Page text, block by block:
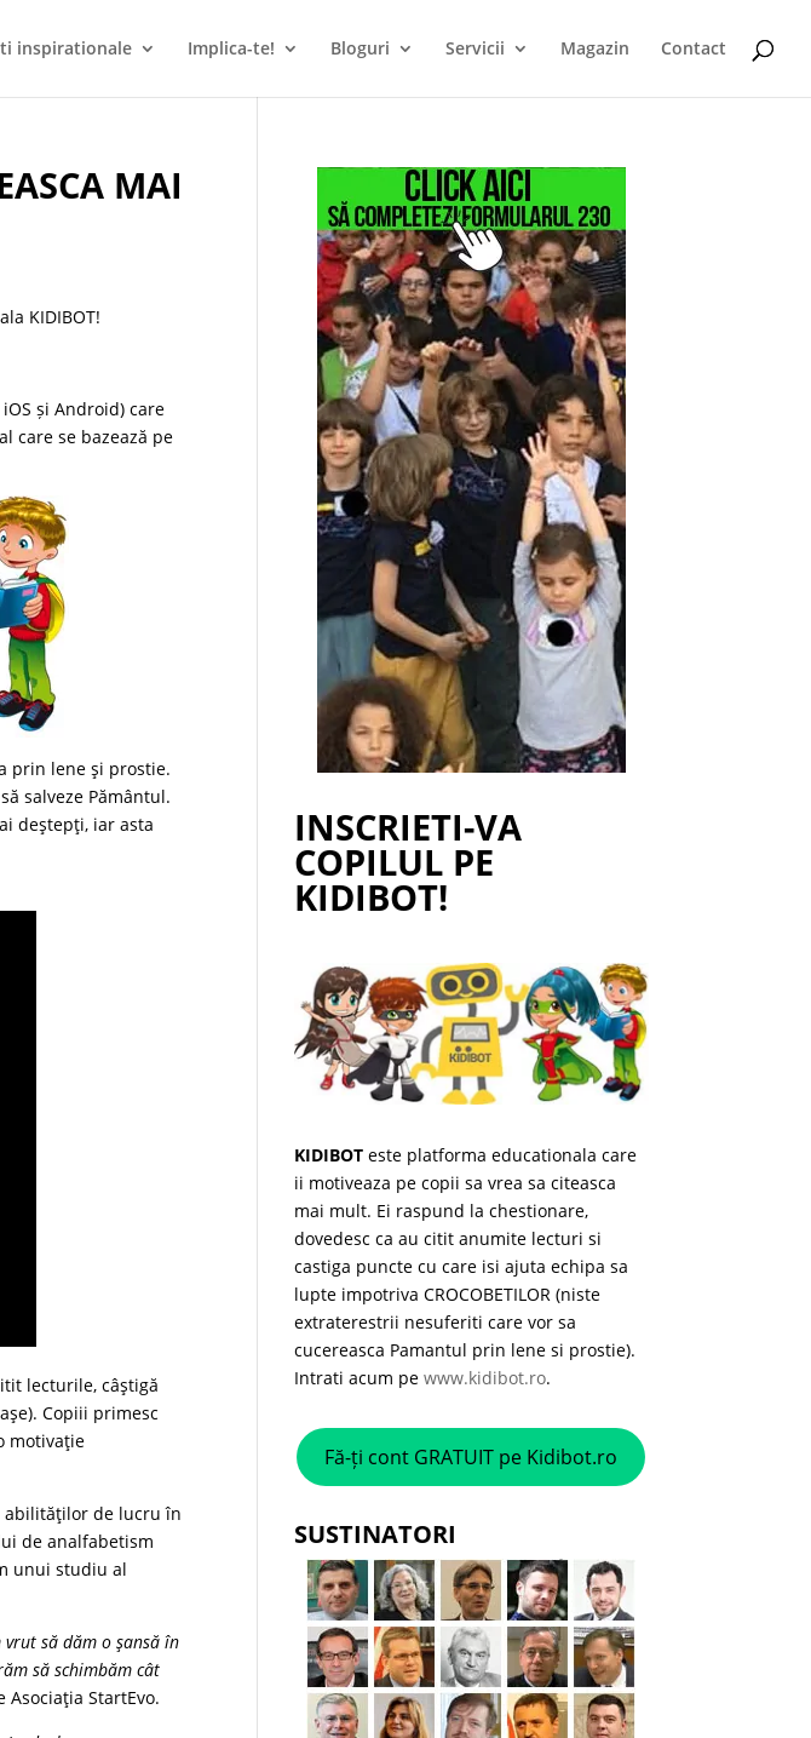
inspirationale Implica-te! Bloguri Servicii Magazin Contact
MAI
KIDIBOT!
și Android) care
care se bazează pe
prin lene şi prostie.
salveze Pământul.
deştepţi, iar asta
lecturile, câştigă
Copiii primesc
motivaţie
abilităţilor de lucru în
de analfabetism
unui studiu al
să dăm o şansă în
să schimbăm cât
StartEvo.
INSCRIETI-VA
COPILUL PE
KIDIBOT!
KIDIBOT este platforma educationala care
ii motiveaza pe copii sa vrea sa citeasca
mai mult. Ei raspund la chestionare,
dovedesc ca au citit anumite lecturi si
castiga puncte cu care isi ajuta echipa sa
lupte impotriva CROCOBETILOR (niste
extraterestrii nesuferiti care vor sa
cucereasca Pamantul prin lene si prostie).
Intrati acum pewww.kidibot.ro.
Fă-ți cont GRATUIT pe Kidibot.ro
SUSTINATORI